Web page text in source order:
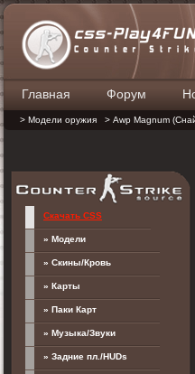
Главная Форум
> Модели оружия > Awp Magnum
Скачать CSS
» Модели
» Скины/Кровь
» Карты
» Паки Карт
» Музыка/Звуки
» Задние пл./HUDs